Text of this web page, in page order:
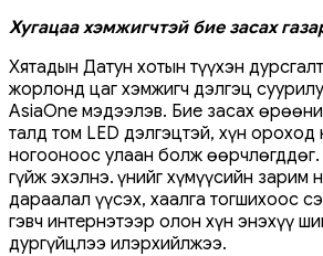
Хугацаа хэмжигчтэй бие засах
Хятадын Датун хотын түүхэн
жорлонд цаг хэмжигч дэлгэц
AsiaOne мэдээлэв. Бие засах
талд том LED дэлгэцтэй, хүн ороход
ногооноос улаан болж өөрчлөгддөг.
гүйж эхэлнэ. Үүнийг хүмүүсийн зарим
дараалал үүсэх, хаалга тогшихоос
гэвч интернэтээр олон хүн энэхүү
дургүйцлээ илэрхийлжээ.